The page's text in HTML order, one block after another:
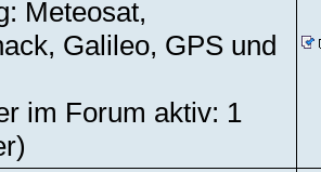
Meteosat,
Galileo, GPS und
im Forum aktiv: 1